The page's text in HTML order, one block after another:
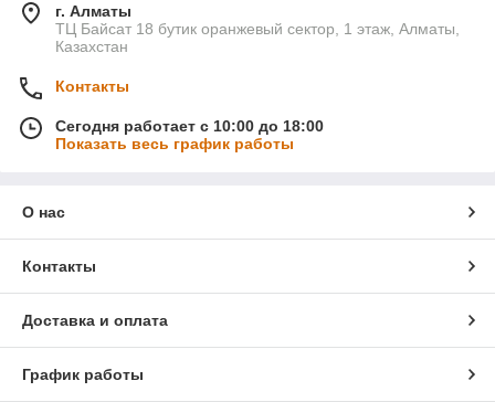
г. Алматы
ТЦ Байсат 18 бутик оранжевый сектор, 1 этаж, Алматы,
Казахстан
Контакты
Сегодня работает с 10:00 до 18:00
Показать весь график работы
О нас
Контакты
Доставка и оплата
График работы